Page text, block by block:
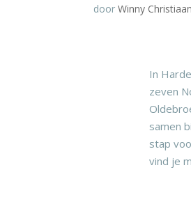
doorWinny
In
zeven
samen
stap
vind je